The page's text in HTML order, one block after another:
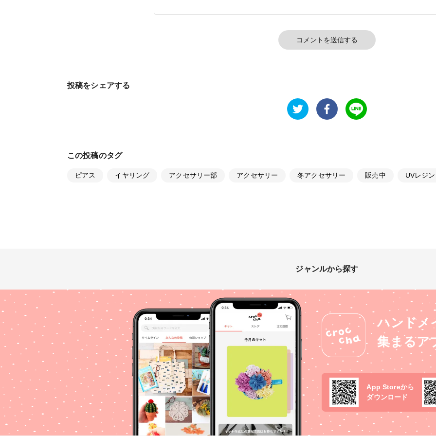
コメントを送信する
投稿をシェアする
この投稿のタグ
ピアス イヤリング アクセサリー部 アクセサリー 冬アクセサリー 販売中 UVレジン
ジャンルから探す
ハンドメ
集まるア
App Storeから
ダウンロード